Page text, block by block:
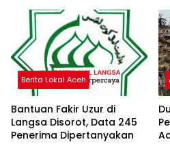
Berita Lokal Aceh
Bantuan Fakir Uzur di
Langsa Disorot, Data 245
Penerima Dipertanyakan